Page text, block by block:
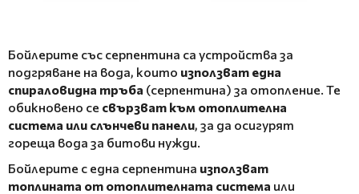
Бойлерите със серпентина са устройства за
подгряване на вода, които използват една
спираловидна тръба (серпентина) за отопление. Те
обикновено се свързват към отоплителна
система или слънчеви панели, за да осигурят
гореща вода за битови нужди.
Бойлерите с една серпентина използват
топлината от отоплителната система или